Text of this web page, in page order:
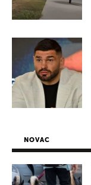
NOVAC